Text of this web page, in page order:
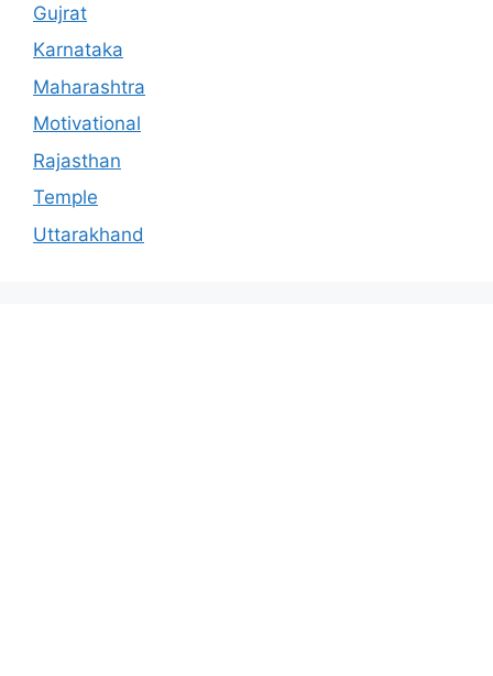
Gujrat
Karnataka
Maharashtra
Motivational
Rajasthan
Temple
Uttarakhand